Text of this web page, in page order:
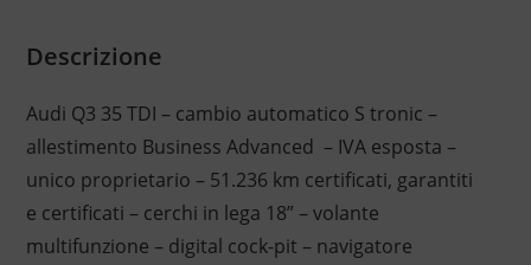
Descrizione
Audi Q3 35 TDI – cambio automatico S tronic –
allestimento Business Advanced – IVA esposta –
unico proprietario – 51.236 km certificati, garantiti
e certificati – cerchi in lega 18” – volante
multifunzione – digital cock-pit – navigatore